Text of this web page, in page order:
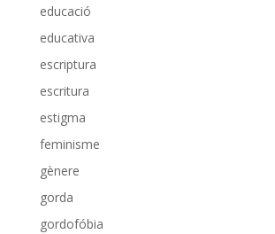
educació
educativa
escriptura
escritura
estigma
feminisme
gènere
gorda
gordofóbia